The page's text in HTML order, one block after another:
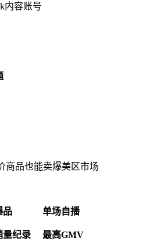
内容账号
商品也能卖爆美区市场
品
量纪录
单场自播
最高GMV